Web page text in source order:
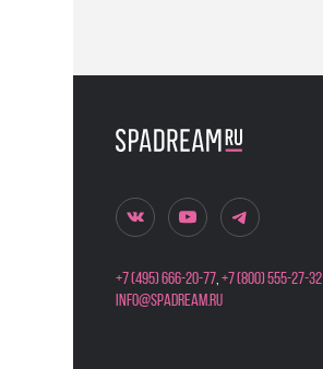
+7 (495) 666-20-77,+7 (800) 555-27-32
info@spadream.ru